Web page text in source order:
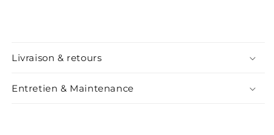
Livraison & retours
Entretien & Maintenance